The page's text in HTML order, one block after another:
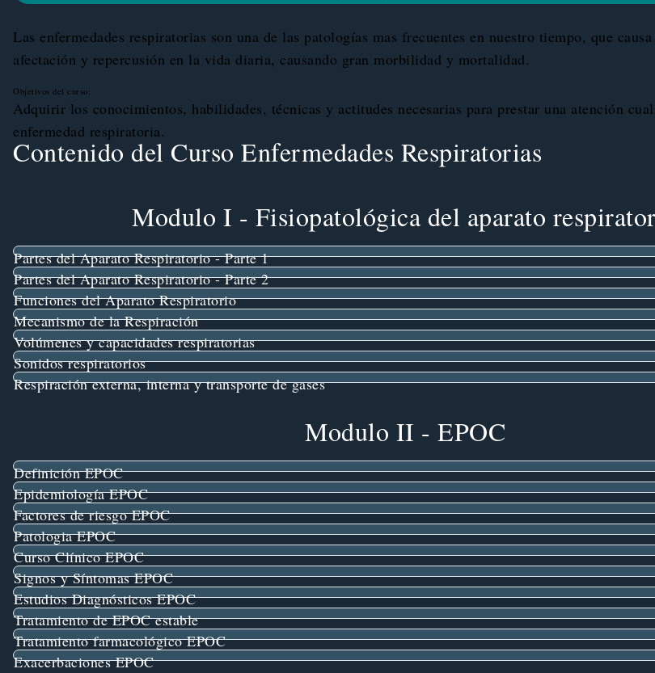
Las enfermedades respiratorias son una de las patologías mas frecuentes en nuestro tiempo, que
afectación y repercusión en la vida diaria, causando gran morbilidad y mortalidad.
Objetivos del curso:
Adquirir los conocimientos, habilidades, técnicas y actitudes necesarias para prestar una atención
enfermedad respiratoria.
Contenido del Curso Enfermedades Respiratorias
Modulo I - Fisiopatológica del aparato
Partes del Aparato Respiratorio - Parte 1
Partes del Aparato Respiratorio - Parte 2
Funciones del Aparato Respiratorio
Mecanismo de la Respiración
Volúmenes y capacidades respiratorias
Sonidos respiratorios
Respiración externa, interna y transporte de gases
Modulo II - EPOC
Definición EPOC
Epidemiología EPOC
Factores de riesgo EPOC
Patologia EPOC
Curso Clínico EPOC
Signos y Síntomas EPOC
Estudios Diagnósticos EPOC
Tratamiento de EPOC estable
Tratamiento farmacológico EPOC
Exacerbaciones EPOC